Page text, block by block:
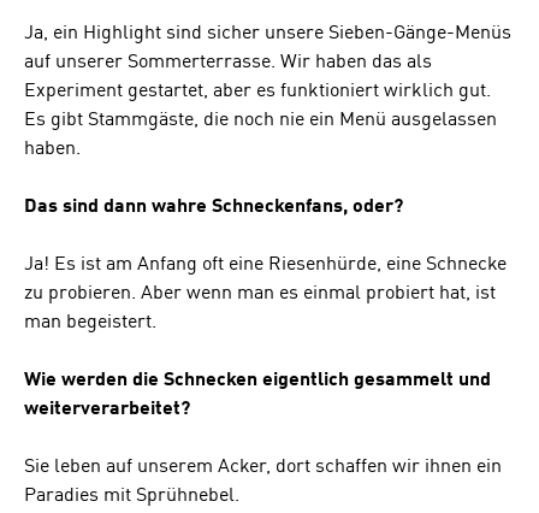
Ja, ein Highlight sind sicher unsere Sieben-Gänge-Menüs
auf unserer Sommerterrasse. Wir haben das als
Experiment gestartet, aber es funktioniert wirklich gut.
Es gibt Stammgäste, die noch nie ein Menü ausgelassen
haben.
Das sind dann wahre Schneckenfans, oder?
Ja! Es ist am Anfang oft eine Riesenhürde, eine Schnecke
zu probieren. Aber wenn man es einmal probiert hat, ist
man begeistert.
Wie werden die Schnecken eigentlich gesammelt und
weiterverarbeitet?
Sie leben auf unserem Acker, dort schaffen wir ihnen ein
Paradies mit Sprühnebel.